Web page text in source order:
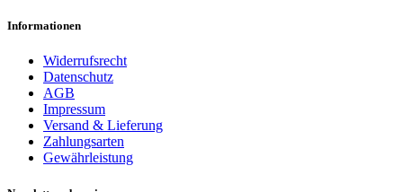
Informationen
Widerrufsrecht
Datenschutz
AGB
Impressum
Versand & Lieferung
Zahlungsarten
Gewährleistung